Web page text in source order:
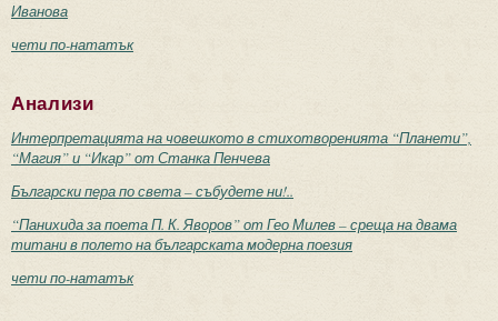
Иванова
чети по-нататък
Анализи
Интерпретацията на човешкото в стихотворенията “Планети”,
“Магия” и “Икар” от Станка Пенчева
Български пера по света – събудете ни!..
“Панихида за поета П. К. Яворов” от Гео Милев – среща на двама
титани в полето на българската модерна поезия
чети по-нататък